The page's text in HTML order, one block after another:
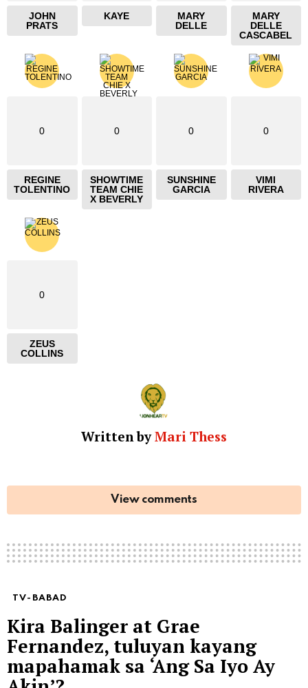
JOHN
PRATS
KAYE
MARY
DELLE
MARY
DELLE
CASCABEL
0
REGINE
TOLENTINO
0
SHOWTIME
TEAM CHIE
X BEVERLY
0
SUNSHINE
GARCIA
0
VIMI
RIVERA
0
ZEUS
COLLINS
Written byMari Thess
View comments
TV-BABAD
Kira Balinger at Grae
Fernandez, tuluyan kayang
mapahamak sa ‘Ang Sa Iyo Ay